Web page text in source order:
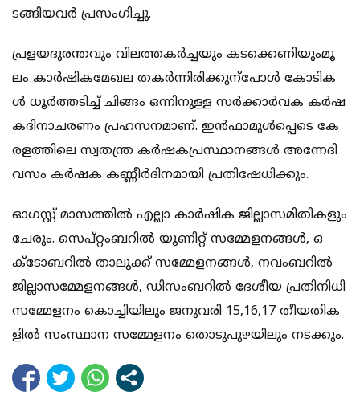
ട​​ങ്ങി​​യ​​വ​​ർ പ്ര​​സം​​ഗി​​ച്ചു.
പ്ര​​ള​​യ​​ദു​​ര​​ന്ത​​വും വി​​ല​​ത്ത​​ക​​ർ​​ച്ച​​യും ക​​ട​​ക്കെ​​ണി​​യും​​മൂ​​
ലം കാ​​ർ​​ഷി​​ക​​മേ​​ഖ​​ല ത​​ക​​ർ​​ന്നി​​രി​​ക്കു​​ന്പോ​​ൾ കോ​​ടി​​ക​​
ൾ ധൂ​​ർ​​ത്ത​​ടി​​ച്ച് ചി​​ങ്ങം ഒ​​ന്നി​​നു​​ള്ള സ​​ർ​​ക്കാ​​ർ​​വ​​ക ക​​ർ​​ഷ​​
ക​​ദി​​നാ​​ച​​ര​​ണം പ്ര​​ഹ​​സ​​ന​​മാ​​ണ്. ഇ​​ൻ​​ഫാ​​മു​​ൾ​​പ്പെ​​ടെ കേ​​
ര​​ള​​ത്തി​​ലെ സ്വ​​ത​​ന്ത്ര ക​​ർ​​ഷ​​ക​​പ്ര​​സ്ഥാ​​ന​​ങ്ങ​​ൾ അ​​ന്നേ​​ദി​​
വ​​സം ക​​ർ​​ഷ​​ക ക​​ണ്ണീ​​ർ​​ദി​​ന​​മാ​​യി പ്ര​​തി​​ഷേ​​ധി​​ക്കും.
ഓ​​ഗ​​സ്റ്റ് മാ​​സ​​ത്തി​​ൽ എ​​ല്ലാ കാ​​ർ​​ഷി​​ക ജി​​ല്ലാ​​സ​​മി​​തി​​ക​​ളും
ചേ​​രും. സെ​​പ്റ്റം​​ബ​​റി​​ൽ യൂ​​ണി​​റ്റ് സ​​മ്മേ​​ള​​ന​​ങ്ങ​​ൾ, ഒ​​
ക്ടോ​​ബ​​റി​​ൽ താ​​ലൂ​​ക്ക് സ​​മ്മേ​​ള​​ന​​ങ്ങ​​ൾ, ന​​വം​​ബ​​റി​​ൽ
ജി​​ല്ലാ​​സ​​മ്മേ​​ള​​ന​​ങ്ങ​​ൾ, ഡി​​സം​​ബ​​റി​​ൽ ദേ​​ശീ​​യ പ്ര​​തി​​നി​​ധി
സ​​മ്മേ​​ള​​നം കൊ​​ച്ചി​​യി​​ലും ജ​​നു​​വ​​രി 15,16,17 തീ​​യ​​തി​​ക​​
ളി​​ൽ സം​​സ്ഥാ​​ന സ​​മ്മേ​​ള​​നം തൊ​​ടു​​പു​​ഴ​​യി​​ലും ന​​ട​​ക്കും.